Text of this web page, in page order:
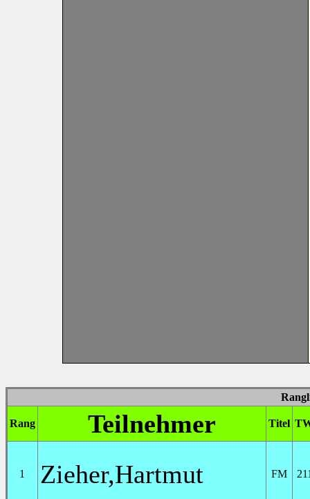
Rang Teilnehmer Titel
1 Zieher,Hartmut FM